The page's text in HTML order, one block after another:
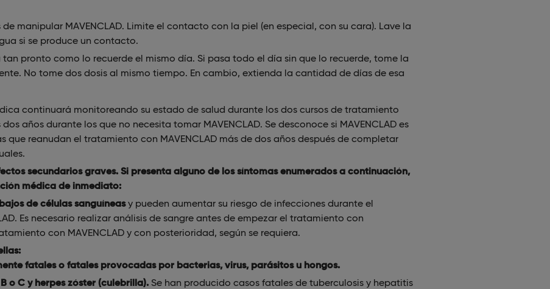
de manipular MAVENCLAD. Limite el contacto con la piel (en especial, con su cara). Lave la
si se produce un contacto.
pronto como lo recuerde el mismo día. Si pasa todo el día sin que lo recuerde, tome la
No tome dos dosis al mismo tiempo. En cambio, extienda la cantidad de días de esa
continuará monitoreando su estado de salud durante los dos cursos de tratamiento
años durante los que no necesita tomar MAVENCLAD. Se desconoce si MAVENCLAD es
que reanudan el tratamiento con MAVENCLAD más de dos años después de completar
secundarios graves. Si presenta alguno de los síntomas enumerados a continuación,
médica de inmediato:
de células sanguíneasy pueden aumentar su riesgo de infecciones durante el
Es necesario realizar análisis de sangre antes de empezar el tratamiento con
con MAVENCLAD y con posterioridad, según se requiera.
fatales o fatales provocadas por bacterias, virus, parásitos u hongos.
o C y herpes zóster (culebrilla). Se han producido casos fatales de tuberculosis y hepatitis